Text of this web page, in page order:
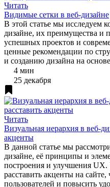
Читать
Видимые сетки в веб-дизайне
В этой статье мы исследуем
дизайне, их преимущества и
успешных проектов и
ценные рекомендации по
и созданию дизайна на
4 мин
25 декабря
Читать
Визуальная иерархия в веб-
акценты
В данной статье мы
дизайне, её принципы и
построения и улучшения UX.
расставить акценты на
пользователей и повысить